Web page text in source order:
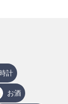
計
お酒